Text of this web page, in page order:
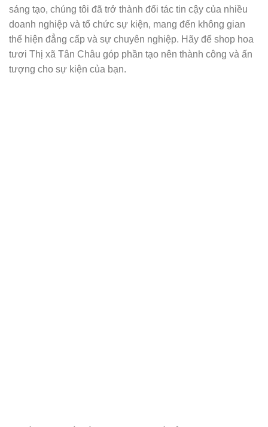
sáng tạo, chúng tôi đã trở thành đối tác tin cậy của nhiều
doanh nghiệp và tổ chức sự kiện, mang đến không gian
thể hiện đẳng cấp và sự chuyên nghiệp. Hãy để shop hoa
tươi Thị xã Tân Châu góp phần tạo nên thành công và ấn
tượng cho sự kiện của bạn.